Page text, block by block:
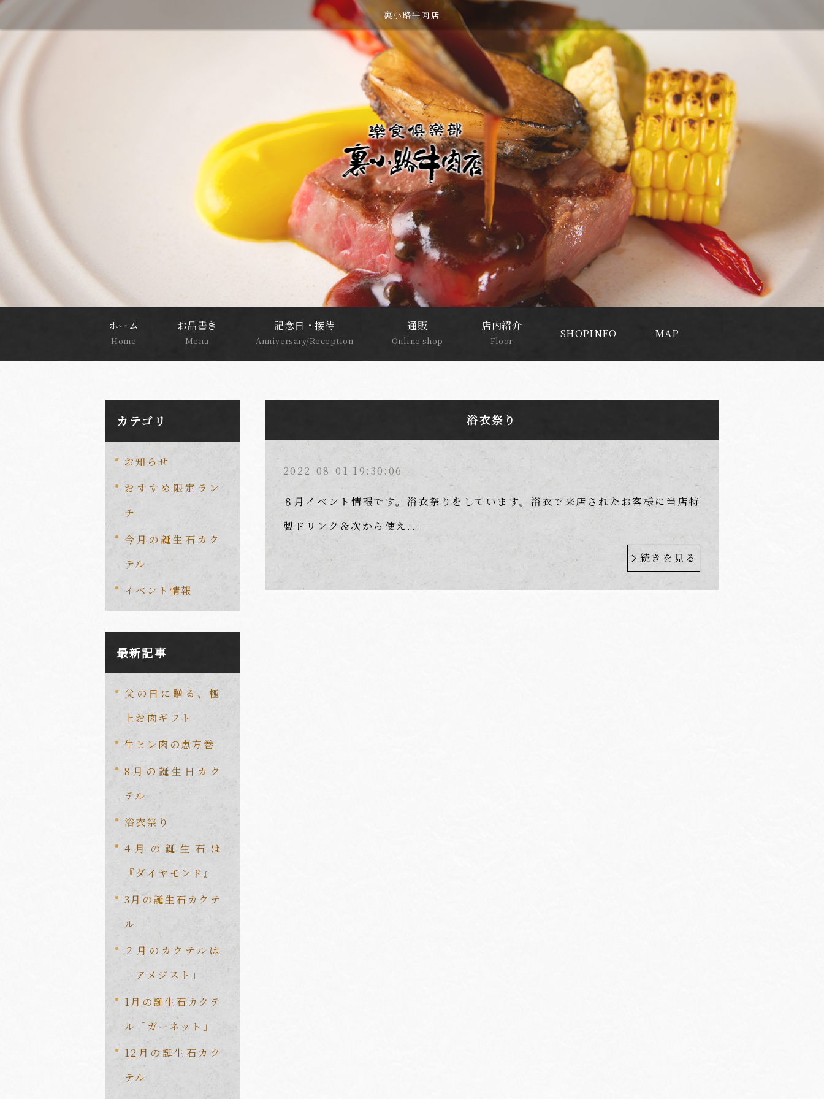
裏小路牛肉店
ホーム
Home
お品書き
Menu
記念日・接待
Anniversary/Reception
通販
Online shop
店内紹介
Floor
SHOPINFO MAP
カテゴリ
お知らせ
おすすめ限定ラン
チ
今月の誕生石カク
テル
イベント情報
最新記事
父の日に贈る、極
上お肉ギフト
牛ヒレ肉の恵方巻
8月の誕生日カク
テル
浴衣祭り
4月の誕生石は
『ダイヤモンド』
3月の誕生石カクテ
ル
２月のカクテルは
「アメジスト」
1月の誕生石カクテ
ル「ガーネット」
12月の誕生石カク
テル
浴衣祭り
2022-08-01 19:30:06
８月イベント情報です。浴衣祭りをしています。浴衣で来店されたお客様に当店特
製ドリンク＆次から使え...
続きを見る